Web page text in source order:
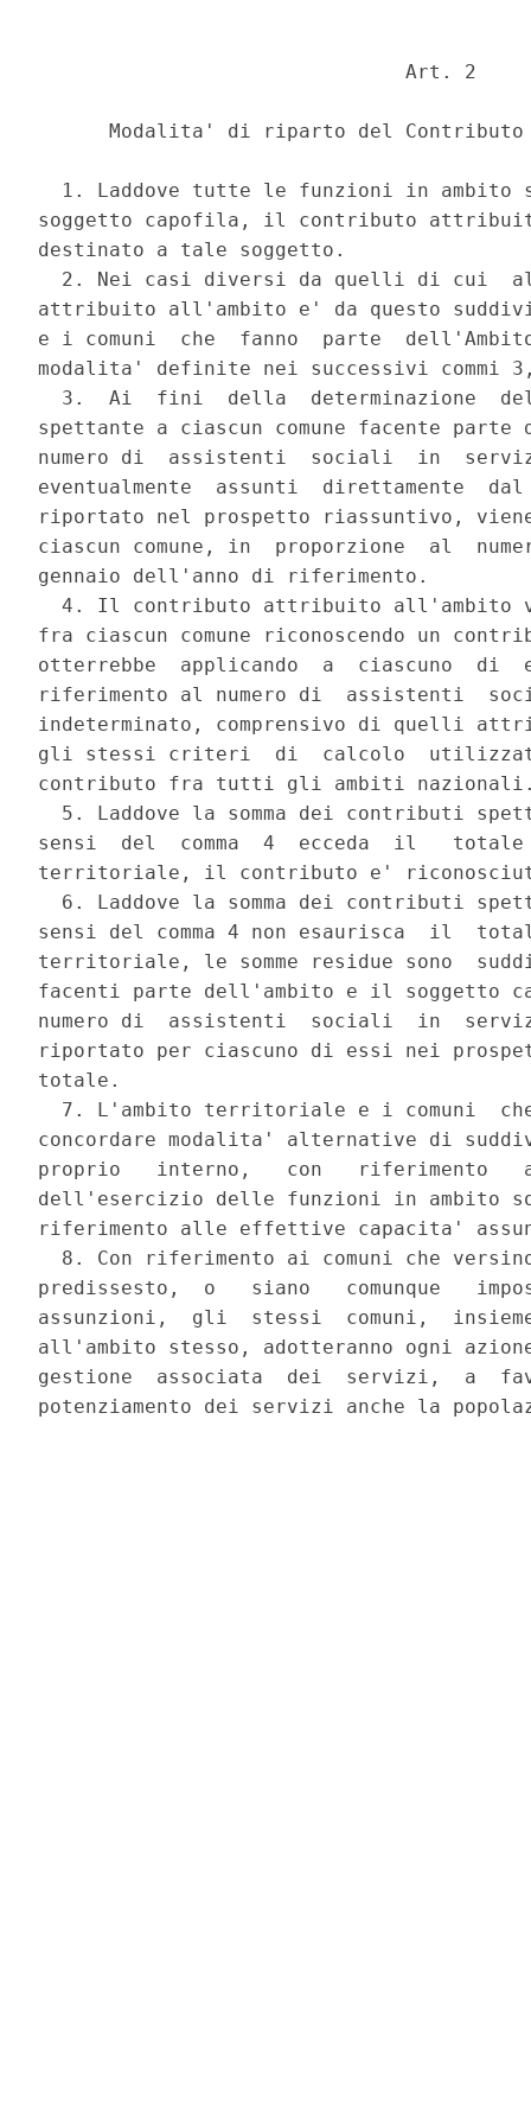
                               Art. 2
Modalita' di riparto del
1. Laddove tutte le funzioni in ambito
soggetto capofila, il contributo
destinato a tale soggetto.
2. Nei casi diversi da quelli di cui
attribuito all'ambito e' da questo
e i comuni  che  fanno  parte
modalita' definite nei successivi
3.  Ai  fini  della  determinazione
spettante a ciascun comune facente
numero di  assistenti  sociali  in
eventualmente  assunti  direttamente
riportato nel prospetto riassuntivo,
ciascun comune, in  proporzione  al
gennaio dell'anno di riferimento.
4. Il contributo attribuito all'ambito
fra ciascun comune riconoscendo un
otterrebbe  applicando  a  ciascuno  di
riferimento al numero di  assistenti
indeterminato, comprensivo di quelli
gli stessi criteri  di  calcolo
contributo fra tutti gli ambiti
5. Laddove la somma dei contributi
sensi  del  comma  4  ecceda  il
territoriale, il contributo e'
6. Laddove la somma dei contributi
sensi del comma 4 non esaurisca  il
territoriale, le somme residue sono
facenti parte dell'ambito e il soggetto
numero di  assistenti  sociali  in
riportato per ciascuno di essi nei
totale.
7. L'ambito territoriale e i comuni
concordare modalita' alternative di
proprio   interno,   con   riferimento
dell'esercizio delle funzioni in ambito
riferimento alle effettive capacita'
8. Con riferimento ai comuni che
predissesto,  o   siano   comunque
assunzioni,  gli  stessi  comuni,
all'ambito stesso, adotteranno ogni
gestione  associata  dei  servizi,  a